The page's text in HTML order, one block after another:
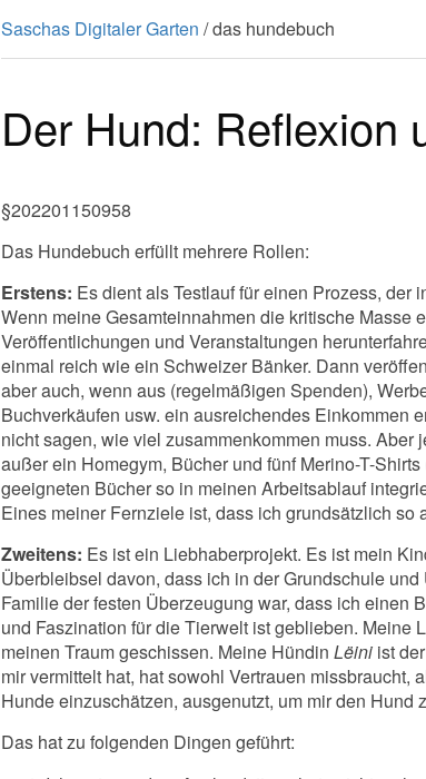
Saschas Digitaler Garten /das hundebuch
Der Hund: Reflexion
§202201150958
Das Hundebuch erfüllt mehrere Rollen:
Erstens: Es dient als Testlauf für einen Prozess,
Wenn meine Gesamteinnahmen die kritische Masse
Veröffentlichungen und Veranstaltungen
einmal reich wie ein Schweizer Bänker. Dann
aber auch, wenn aus (regelmäßigen Spenden),
Buchverkäufen usw. ein ausreichendes Einkommen
nicht sagen, wie viel zusammenkommen muss.
außer ein Homegym, Bücher und fünf Merino-T-
geeigneten Bücher so in meinen Arbeitsablauf
Eines meiner Fernziele ist, dass ich grundsätzlich so
Zweitens: Es ist ein Liebhaberprojekt. Es ist mein
Überbleibsel davon, dass ich in der Grundschule
Familie der festen Überzeugung war, dass ich einen
und Faszination für die Tierwelt ist geblieben. Meine
meinen Traum geschissen. Meine Hündin Lëini ist
mir vermittelt hat, hat sowohl Vertrauen
Hunde einzuschätzen, ausgenutzt, um mir den Hund
Das hat zu folgenden Dingen geführt: